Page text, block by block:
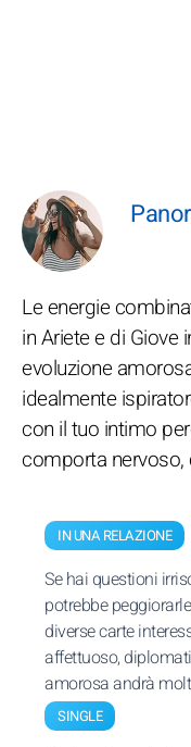
Le energie
in Ariete e di Giove
evoluzione
idealmente
con il tuo intimo
comporta
IN UNA RELAZIONE
Se hai questioni
potrebbe
diverse carte
affettuoso,
amorosa andrà
SINGLE